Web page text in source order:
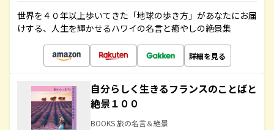
世界を４０年以上歩いてきた「地球の歩き方」があなたにお届
けする、人生を輝かせるハワイの名言と癒やしの絶景集
詳細を見る
自分らしく生きるフランスのことばと
絶景１００
BOOKS 旅の名言＆絶景